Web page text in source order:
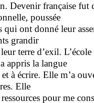
Devenir française fut
poussée
qui ont donné leur
grandir
terre d’exil. L’école
appris la langue
à écrire. Elle m’a
Elle
pour me